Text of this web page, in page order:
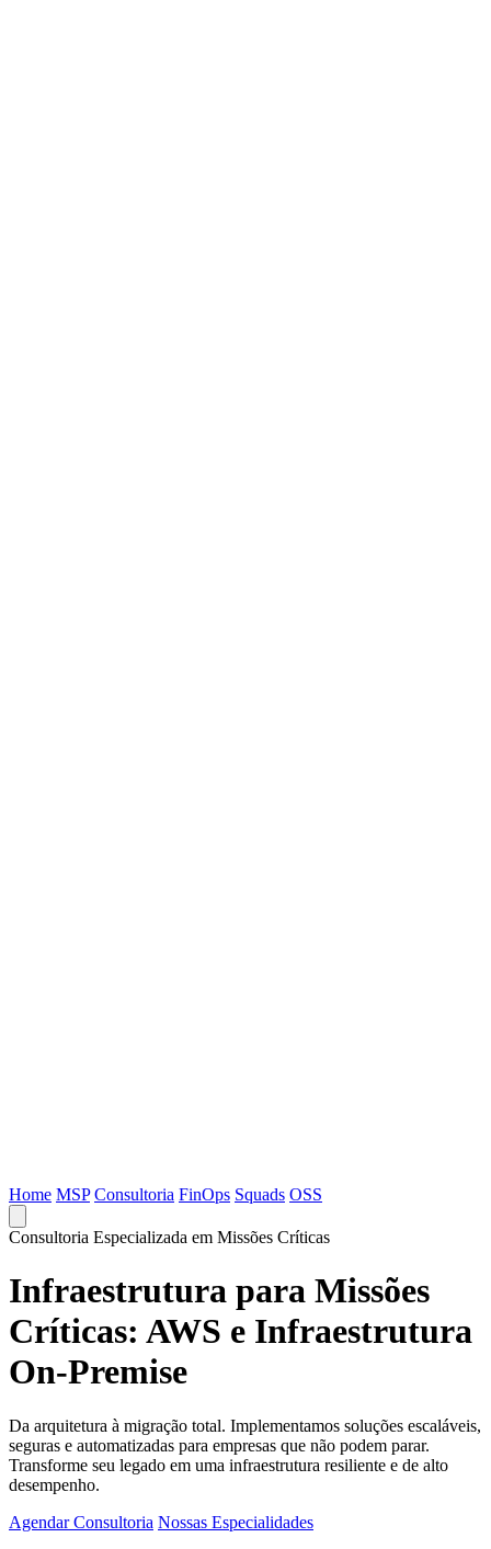
Home MSP Consultoria FinOps Squads OSS
Consultoria Especializada em Missões Críticas
Infraestrutura para Missões
Críticas: AWS e Infraestrutura
On-Premise
Da arquitetura à migração total. Implementamos soluções escaláveis,
seguras e automatizadas para empresas que não podem parar.
Transforme seu legado em uma infraestrutura resiliente e de alto
desempenho.
Agendar Consultoria Nossas Especialidades